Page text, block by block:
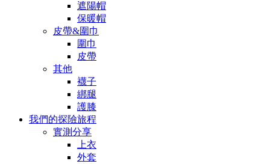
遮陽帽
保暖帽
皮帶&圍巾
圍巾
皮帶
其他
襪子
綁腿
護膝
我們的探險旅程
實測分享
上衣
外套